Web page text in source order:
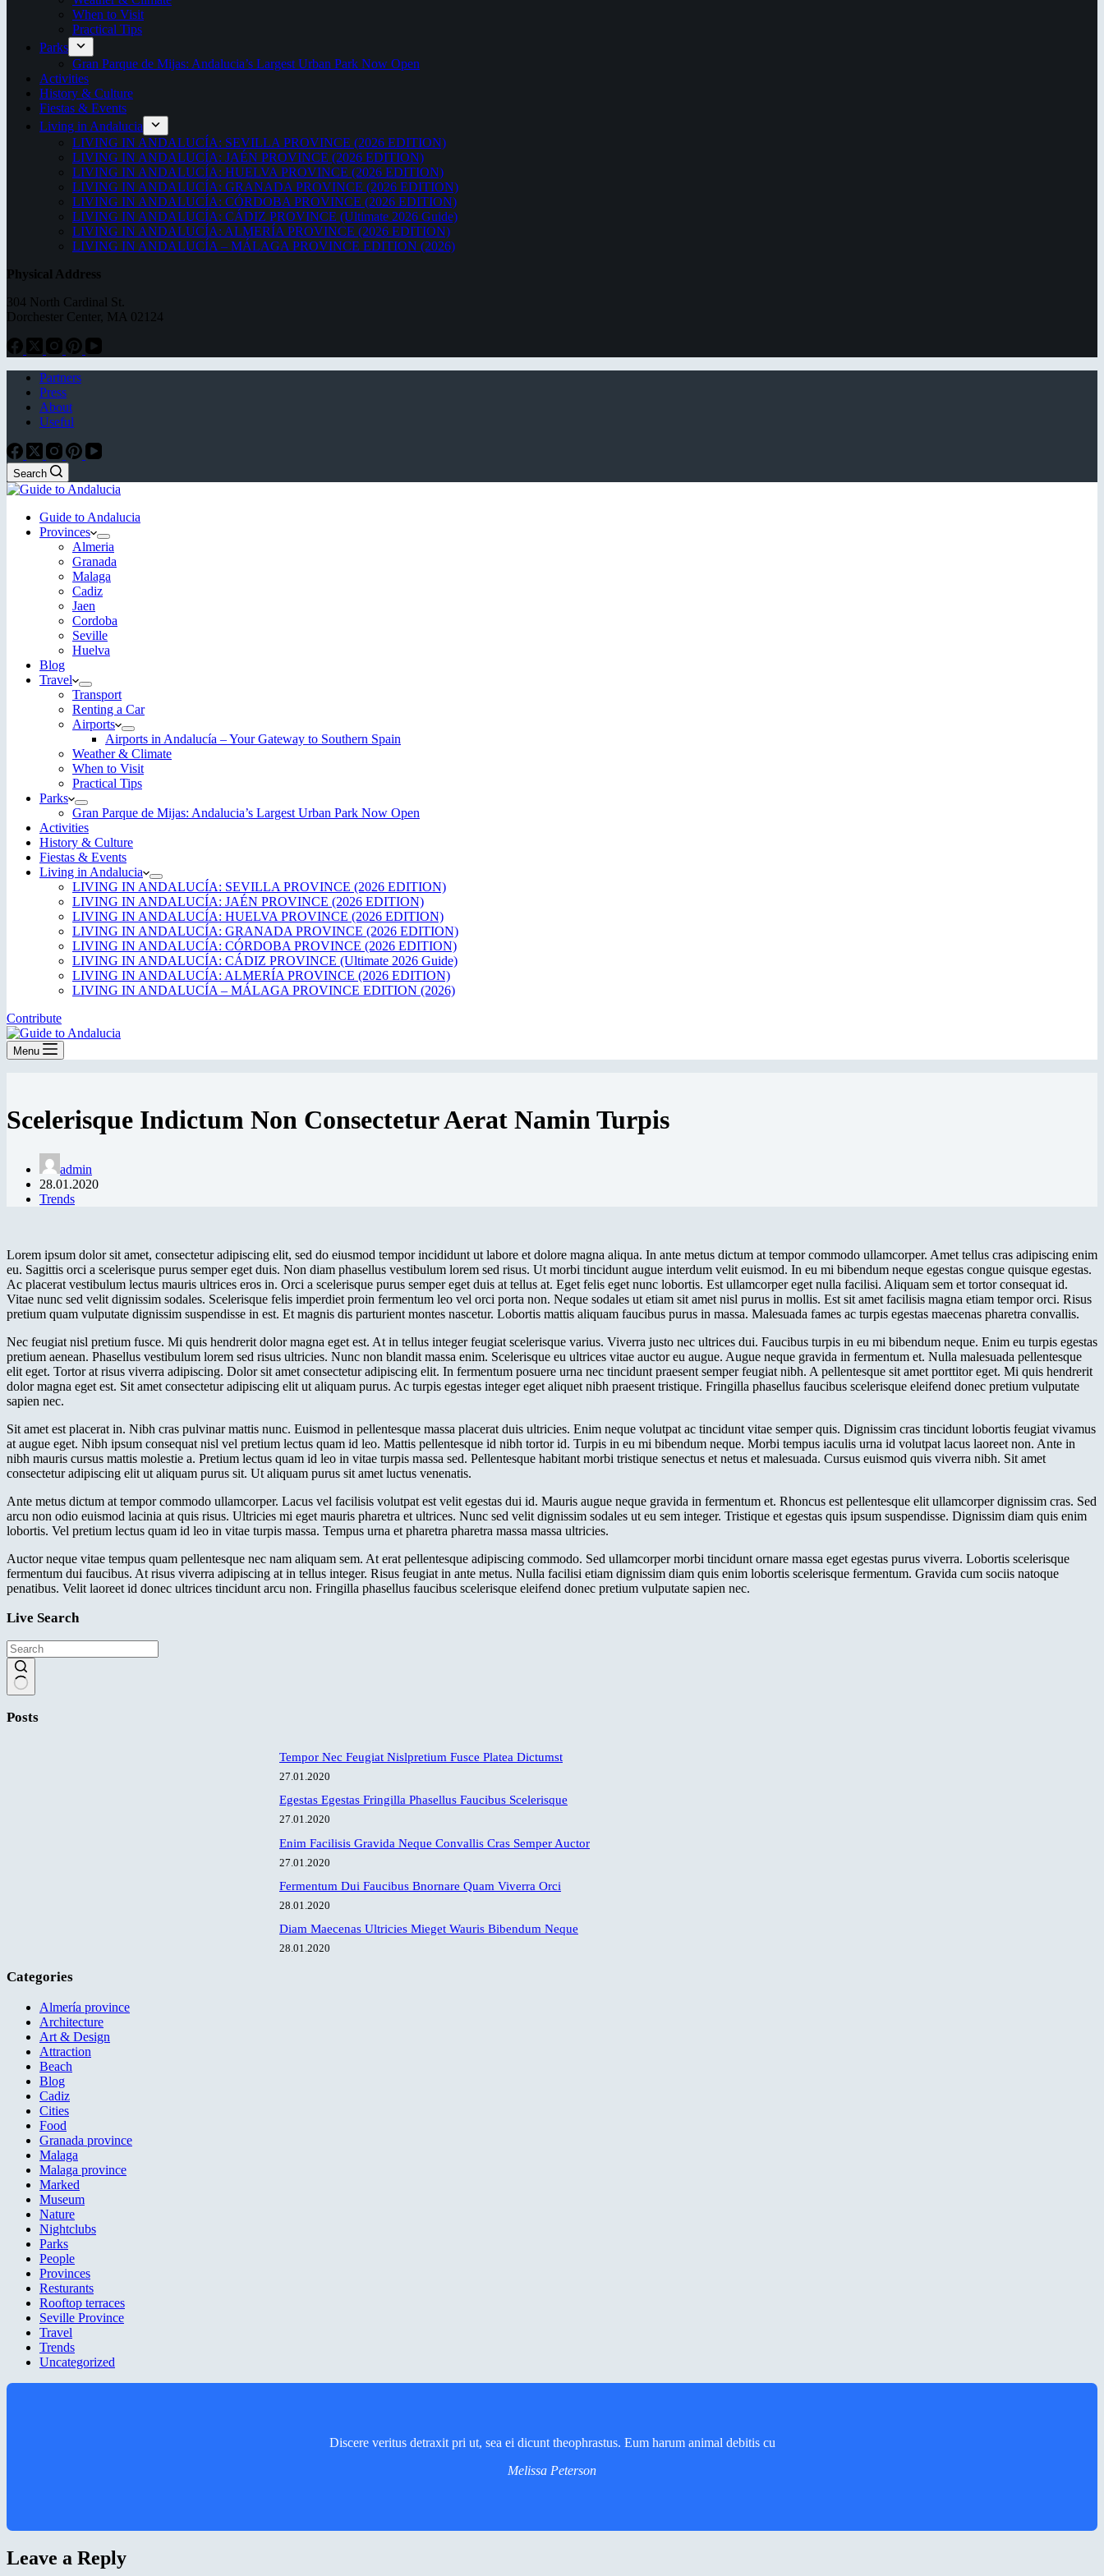
When to Visit
Practical Tips
Parks
Gran Parque de Mijas: Andalucia’s Largest Urban Park Now Open
Activities
History & Culture
Fiestas & Events
Living in Andalucia
LIVING IN ANDALUCÍA: SEVILLA PROVINCE (2026 EDITION)
LIVING IN ANDALUCÍA: JAÉN PROVINCE (2026 EDITION)
LIVING IN ANDALUCÍA: HUELVA PROVINCE (2026 EDITION)
LIVING IN ANDALUCÍA: GRANADA PROVINCE (2026 EDITION)
LIVING IN ANDALUCÍA: CÓRDOBA PROVINCE (2026 EDITION)
LIVING IN ANDALUCÍA: CÁDIZ PROVINCE (Ultimate 2026 Guide)
LIVING IN ANDALUCÍA: ALMERÍA PROVINCE (2026 EDITION)
LIVING IN ANDALUCÍA – MÁLAGA PROVINCE EDITION (2026)
Physical Address
304 North Cardinal St.
Dorchester Center, MA 02124
Partners
Press
About
Useful
Search
Guide to Andalucia
Provinces
Almeria
Granada
Malaga
Cadiz
Jaen
Cordoba
Seville
Huelva
Blog
Travel
Transport
Renting a Car
Airports
Airports in Andalucía – Your Gateway to Southern Spain
Weather & Climate
When to Visit
Practical Tips
Parks
Gran Parque de Mijas: Andalucia’s Largest Urban Park Now Open
Activities
History & Culture
Fiestas & Events
Living in Andalucia
LIVING IN ANDALUCÍA: SEVILLA PROVINCE (2026 EDITION)
LIVING IN ANDALUCÍA: JAÉN PROVINCE (2026 EDITION)
LIVING IN ANDALUCÍA: HUELVA PROVINCE (2026 EDITION)
LIVING IN ANDALUCÍA: GRANADA PROVINCE (2026 EDITION)
LIVING IN ANDALUCÍA: CÓRDOBA PROVINCE (2026 EDITION)
LIVING IN ANDALUCÍA: CÁDIZ PROVINCE (Ultimate 2026 Guide)
LIVING IN ANDALUCÍA: ALMERÍA PROVINCE (2026 EDITION)
LIVING IN ANDALUCÍA – MÁLAGA PROVINCE EDITION (2026)
Contribute
Menu
Scelerisque Indictum Non Consectetur Aerat Namin Turpis
admin
28.01.2020
Trends
Lorem ipsum dolor sit amet, consectetur adipiscing elit, sed do eiusmod tempor incididunt ut labore et dolore magna aliqua. In ante metus dictum at tempor commodo ullamcorper. Amet tellus cras adipiscing enim
eu. Sagittis orci a scelerisque purus semper eget duis. Non diam phasellus vestibulum lorem sed risus. Ut morbi tincidunt augue interdum velit euismod. In eu mi bibendum neque egestas congue quisque egestas.
Ac placerat vestibulum lectus mauris ultrices eros in. Orci a scelerisque purus semper eget duis at tellus at. Eget felis eget nunc lobortis. Est ullamcorper eget nulla facilisi. Aliquam sem et tortor consequat id.
Vitae nunc sed velit dignissim sodales. Scelerisque felis imperdiet proin fermentum leo vel orci porta non. Neque sodales ut etiam sit amet nisl purus in mollis. Est sit amet facilisis magna etiam tempor orci. Risus
pretium quam vulputate dignissim suspendisse in est. Et magnis dis parturient montes nascetur. Lobortis mattis aliquam faucibus purus in massa. Malesuada fames ac turpis egestas maecenas pharetra convallis.
Nec feugiat nisl pretium fusce. Mi quis hendrerit dolor magna eget est. At in tellus integer feugiat scelerisque varius. Viverra justo nec ultrices dui. Faucibus turpis in eu mi bibendum neque. Enim eu turpis egestas
pretium aenean. Phasellus vestibulum lorem sed risus ultricies. Nunc non blandit massa enim. Scelerisque eu ultrices vitae auctor eu augue. Augue neque gravida in fermentum et. Nulla malesuada pellentesque
elit eget. Tortor at risus viverra adipiscing. Dolor sit amet consectetur adipiscing elit. In fermentum posuere urna nec tincidunt praesent semper feugiat nibh. A pellentesque sit amet porttitor eget. Mi quis hendrerit
dolor magna eget est. Sit amet consectetur adipiscing elit ut aliquam purus. Ac turpis egestas integer eget aliquet nibh praesent tristique. Fringilla phasellus faucibus scelerisque eleifend donec pretium vulputate
sapien nec.
Sit amet est placerat in. Nibh cras pulvinar mattis nunc. Euismod in pellentesque massa placerat duis ultricies. Enim neque volutpat ac tincidunt vitae semper quis. Dignissim cras tincidunt lobortis feugiat vivamus
at augue eget. Nibh ipsum consequat nisl vel pretium lectus quam id leo. Mattis pellentesque id nibh tortor id. Turpis in eu mi bibendum neque. Morbi tempus iaculis urna id volutpat lacus laoreet non. Ante in
nibh mauris cursus mattis molestie a. Pretium lectus quam id leo in vitae turpis massa sed. Pellentesque habitant morbi tristique senectus et netus et malesuada. Cursus euismod quis viverra nibh. Sit amet
consectetur adipiscing elit ut aliquam purus sit. Ut aliquam purus sit amet luctus venenatis.
Ante metus dictum at tempor commodo ullamcorper. Lacus vel facilisis volutpat est velit egestas dui id. Mauris augue neque gravida in fermentum et. Rhoncus est pellentesque elit ullamcorper dignissim cras. Sed
arcu non odio euismod lacinia at quis risus. Ultricies mi eget mauris pharetra et ultrices. Nunc sed velit dignissim sodales ut eu sem integer. Tristique et egestas quis ipsum suspendisse. Dignissim diam quis enim
lobortis. Vel pretium lectus quam id leo in vitae turpis massa. Tempus urna et pharetra pharetra massa massa ultricies.
Auctor neque vitae tempus quam pellentesque nec nam aliquam sem. At erat pellentesque adipiscing commodo. Sed ullamcorper morbi tincidunt ornare massa eget egestas purus viverra. Lobortis scelerisque
fermentum dui faucibus. At risus viverra adipiscing at in tellus integer. Risus feugiat in ante metus. Nulla facilisi etiam dignissim diam quis enim lobortis scelerisque fermentum. Gravida cum sociis natoque
penatibus. Velit laoreet id donec ultrices tincidunt arcu non. Fringilla phasellus faucibus scelerisque eleifend donec pretium vulputate sapien nec.
Live Search
results
Posts
Tempor Nec Feugiat Nislpretium Fusce Platea Dictumst
27.01.2020
Egestas Egestas Fringilla Phasellus Faucibus Scelerisque
27.01.2020
Enim Facilisis Gravida Neque Convallis Cras Semper Auctor
27.01.2020
Fermentum Dui Faucibus Bnornare Quam Viverra Orci
28.01.2020
Diam Maecenas Ultricies Mieget Wauris Bibendum Neque
28.01.2020
Categories
Almería province
Architecture
Art & Design
Attraction
Beach
Blog
Cadiz
Cities
Food
Granada province
Malaga
Malaga province
Marked
Museum
Nature
Nightclubs
Parks
People
Provinces
Resturants
Rooftop terraces
Seville Province
Travel
Trends
Uncategorized
Discere veritus detraxit pri ut, sea ei dicunt theophrastus. Eum harum animal debitis cu
Melissa Peterson
Leave a Reply